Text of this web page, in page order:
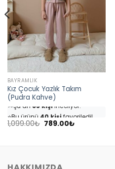
BAYRAMLIK
Kız Çocuk Yazlık Takım
(Pudra Kahve)
👀 Şu an 35 kişiinceliyor!
Bu ürünü 40 kişi
favoriledi!
🛒18 kişisepetine ekledi!
1,099.00₺ Orijinal
789.00₺Şu